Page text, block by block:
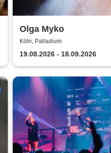
Olga Myko
Köln, Palladium
19.08.2026 - 18.09.2026